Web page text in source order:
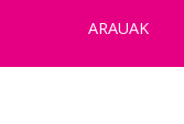
ARAUAK